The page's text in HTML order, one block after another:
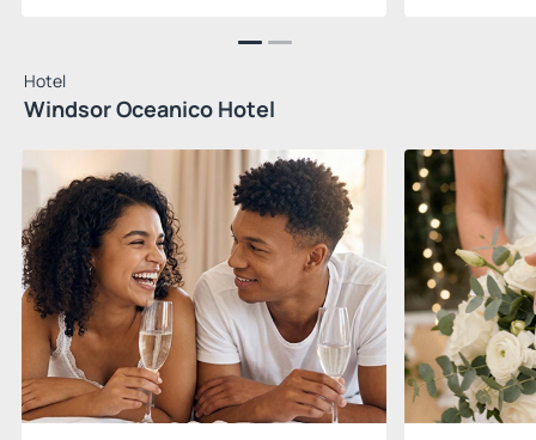
Hotel
Windsor Oceanico Hotel